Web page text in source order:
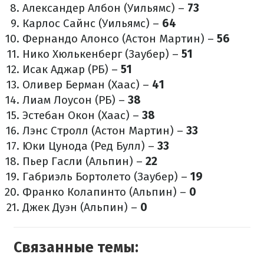
Александер Албон (Уильямс) – 73
Карлос Сайнс (Уильямс) – 64
Фернандо Алонсо (Астон Мартин) – 56
Нико Хюлькенберг (Заубер) – 51
Исак Аджар (РБ) – 51
Оливер Берман (Хаас) – 41
Лиам Лоусон (РБ) – 38
Эстебан Окон (Хаас) – 38
Лэнс Стролл (Астон Мартин) – 33
Юки Цунода (Ред Булл) – 33
Пьер Гасли (Альпин) – 22
Габриэль Бортолето (Заубер) – 19
Франко Колапинто (Альпин) – 0
Джек Дуэн (Альпин) – 0
Связанные темы: